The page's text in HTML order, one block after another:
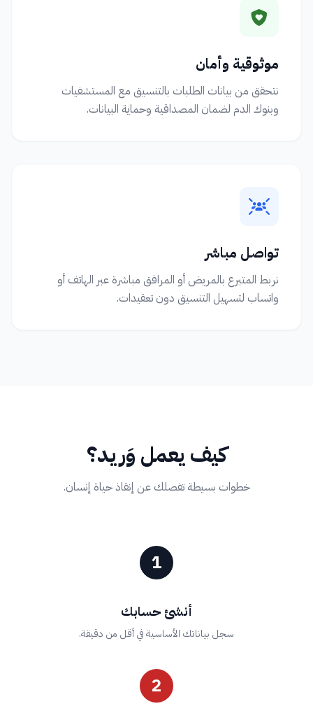
موثوقية وأمان
نتحقق من بيانات الطلبات بالتنسيق مع المستشفيات
وبنوك الدم لضمان المصداقية وحماية البيانات.
تواصل مباشر
نربط المتبرع بالمريض أو المرافق مباشرة عبر الهاتف أو
واتساب لتسهيل التنسيق دون تعقيدات.
كيف يعمل وَريد؟
خطوات بسيطة تفصلك عن إنقاذ حياة إنسان.
1
أنشئ حسابك
سجل بياناتك الأساسية في أقل من دقيقة.
2